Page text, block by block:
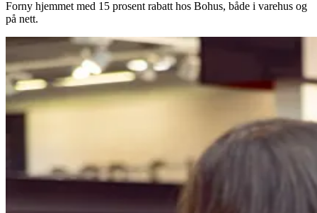
Forny hjemmet med 15 prosent rabatt hos Bohus, både i varehus og
på nett.